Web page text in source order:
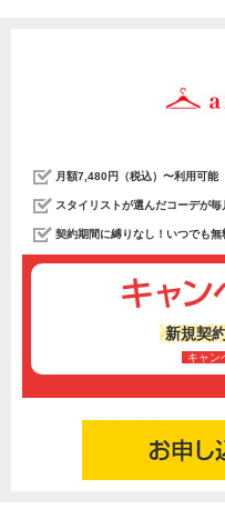
月額7,480円（税込）〜利用可能
スタイリストが選んだコーデが毎
契約期間に縛りなし！いつでも無
新規契
キャン